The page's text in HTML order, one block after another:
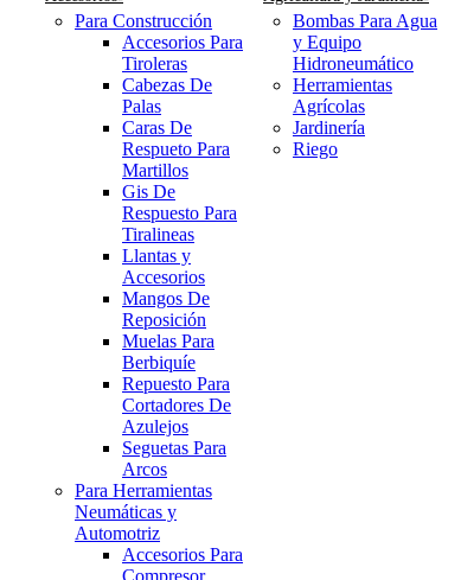
Para Construcción
Accesorios Para
Tiroleras
Cabezas De
Palas
Caras De
Respueto Para
Martillos
Gis De
Respuesto Para
Tiralineas
Llantas y
Accesorios
Mangos De
Reposición
Muelas Para
Berbiquíe
Repuesto Para
Cortadores De
Azulejos
Seguetas Para
Arcos
Para Herramientas
Neumáticas y
Automotriz
Accesorios Para
Compresor
Bombas Para Agua
y Equipo
Hidroneumático
Herramientas
Agrícolas
Jardinería
Riego